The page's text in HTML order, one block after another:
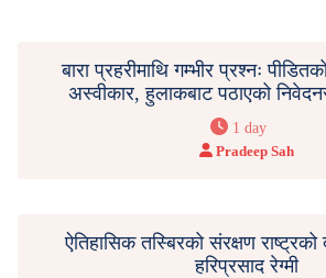
बारा प्रहरीमाथि गम्भीर प्रश्नः
अस्वीकार, हुलाकबाट पठाएको
1 day
Pradeep Sah
ऐतिहासिक तस्बिरको संरक्षण राष्ट्रको
हरिप्रसाद रेग्मी